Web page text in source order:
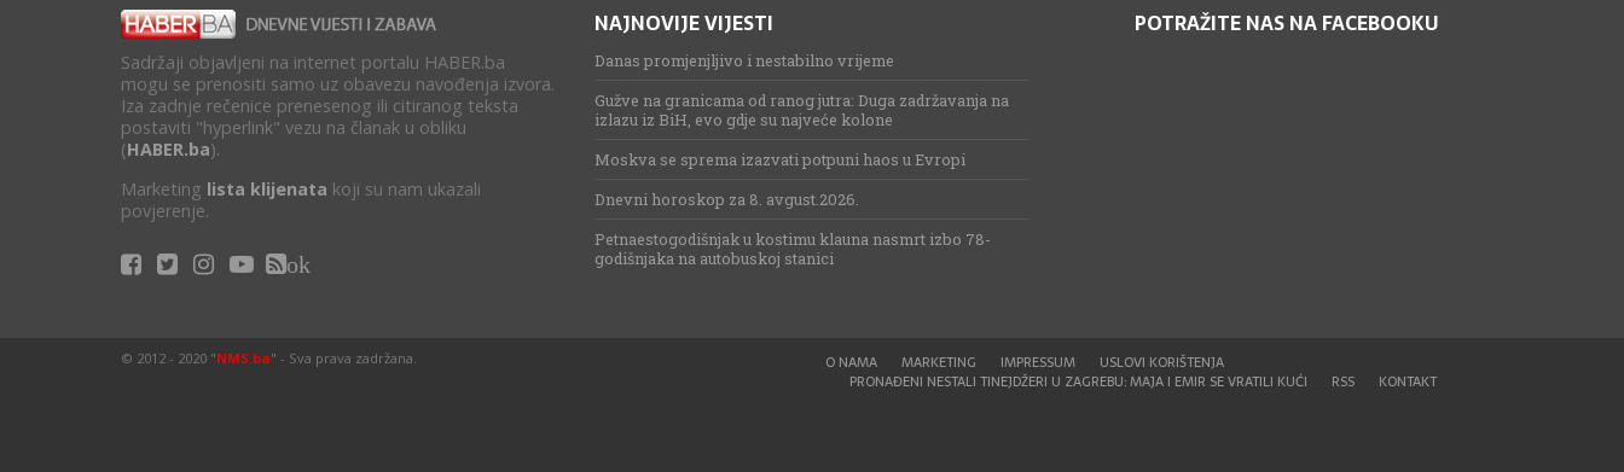
Sadržaji objavljeni na internet portalu HABER.ba
mogu se prenositi samo uz obavezu navođenja izvora.
Iza zadnje rečenice prenesenog ili citiranog teksta
postaviti "hyperlink" vezu na članak u obliku
(HABER.ba).
Marketing lista klijenata koji su nam ukazali
povjerenje.
ok
NAJNOVIJE VIJESTI
Danas promjenjljivo i nestabilno vrijeme
Gužve na granicama od ranog jutra: Duga zadržavanja na
izlazu iz BiH, evo gdje su najveće kolone
Moskva se sprema izazvati potpuni haos u Evropi
Dnevni horoskop za 8. avgust.2026.
Petnaestogodišnjak u kostimu klauna nasmrt izbo 78-
godišnjaka na autobuskoj stanici
POTRAŽITE NAS NA FACEBOOKU
O NAMA MARKETING IMPRESSUM
USLOVI KORIŠTENJA
PRONAĐENI NESTALI TINEJDŽERI U ZAGREBU: MAJA I EMIR SE VRATILI KUĆI
RSS KONTAKT
© 2012 - 2020 "NMS.ba" - Sva prava zadržana.